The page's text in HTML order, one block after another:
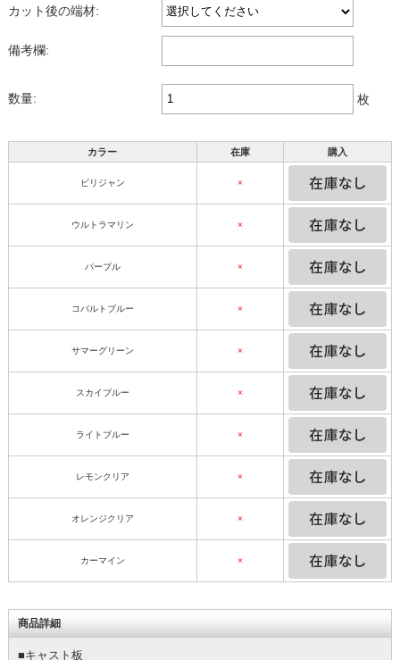
カット後の端材:
備考欄:
数量: 枚
カラー 在庫 購入
ビリジャン ×
ウルトラマリン ×
パープル ×
コバルトブルー ×
サマーグリーン ×
スカイブルー ×
ライトブルー ×
レモンクリア ×
オレンジクリア ×
カーマイン ×
商品詳細
■キャスト板